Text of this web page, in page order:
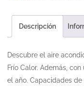
Descripción
Descubre el aire
Frío Calor. Además,
el año. Capacidades